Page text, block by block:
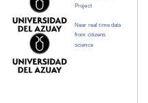
Project
Near real time data
from citizens
science